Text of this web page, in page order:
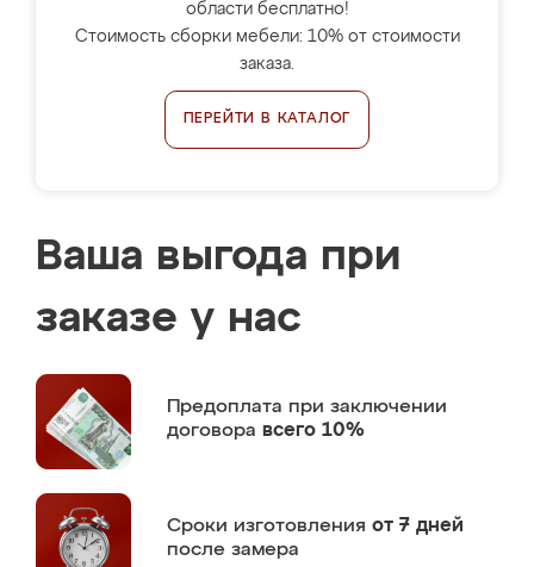
области бесплатно!
Стоимость сборки мебели: 10% от стоимости
заказа.
ПЕРЕЙТИ В КАТАЛОГ
Ваша выгода при
заказе у нас
Предоплата при заключении
договора всего 10%
Сроки изготовления от 7 дней
после замера